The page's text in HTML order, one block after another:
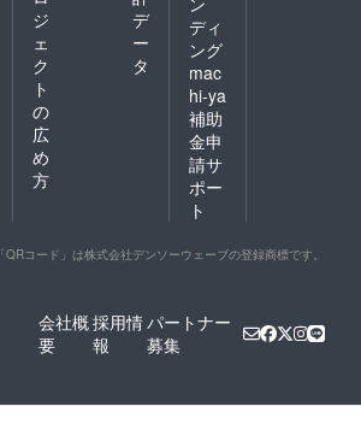
ジ
ェ
ク
ト
の
広
め
方
デ
ー
タ
ディ
ング
mac
hi-ya
補助
金申
請サ
ポー
ト
「QRコード」は株式会社デンソーウェーブの登録商標です。
会社概
要
採用情
報
パートナー
募集